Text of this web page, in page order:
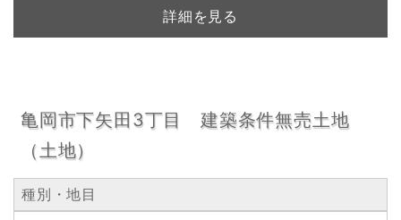
詳細を見る
亀岡市下矢田3丁目 建築条件無売土地
（土地）
種別・地目